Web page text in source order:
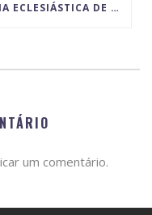
NOTA DOS BISPOS DA PROVÍNCIA ECLESIÁSTICA DE RIBEIRÃO PRETO SOBRE O LUGAR DA CELEBRAÇÃO DO MATRIMÔNIO
um comentário.